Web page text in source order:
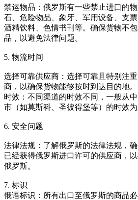
禁运物品：俄罗斯有一些禁止进口的
石、危险物品、象牙、军用设备、支
酒精饮料、色情书刊等。确保货物不
品，以避免法律问题。
5. 物流时间
选择可靠供应商：选择可靠且特别注
商，以确保货物能够按时到达目的地。
时效：不同渠道的时效不同，一般从
市（如莫斯科、圣彼得堡等）的时效为
6. 安全问题
法律法规：了解俄罗斯的法律法规，
已经获得俄罗斯进口许可的供应商，
俄罗斯。
7. 标识
俄语标识：所有出口至俄罗斯的商品